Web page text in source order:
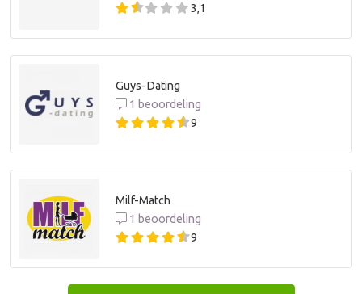
3,1
Guys-Dating
1 beoordeling
9
Milf-Match
1 beoordeling
9